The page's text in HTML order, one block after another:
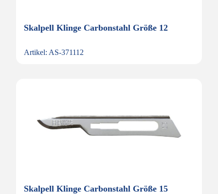
Skalpell Klinge Carbonstahl Größe 12
Artikel: AS-371112
Skalpell Klinge Carbonstahl Größe 15